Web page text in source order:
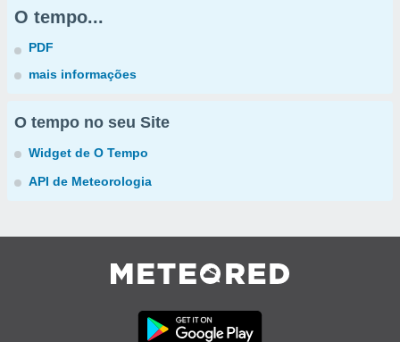
O tempo...
PDF
mais informações
O tempo no seu Site
Widget de O Tempo
API de Meteorologia